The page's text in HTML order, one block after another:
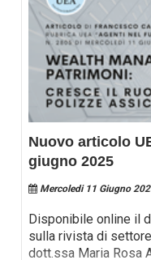
Nuovo articolo
giugno 2025
Mercoledi 11 Giugno
Disponibile online il
sulla rivista di
dott.ssa Maria Rosa